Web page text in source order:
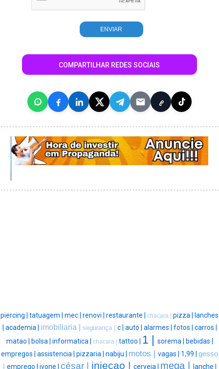
COMPARTILHAR REDES SOCIAIS
piercing | tatuagem | mec | renovi | restaurante | chacara | pizza | lanches
| academia | imobiliaria | segurança | c | auto | alarmes | fotos | carros |
matao | bolsa | informatica | chacara | tattoo | 1 | sorema | bebidas |
empregos | assistencia | pizzaria | nabiju | motos | vagas | 1,99 | gesso
| emprego | ivone | césar | injeçao | cerveja | mega | lanche |